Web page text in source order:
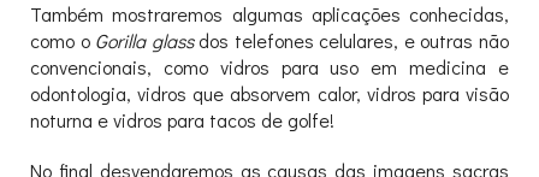
Também mostraremos algumas aplicações conhecidas,
como o Gorilla glassdos telefones celulares, e outras não
convencionais, como vidros para uso em medicina e
odontologia, vidros que absorvem calor, vidros para visão
noturna e vidros para tacos de golfe!
No final desvendaremos as causas das imagens sacras